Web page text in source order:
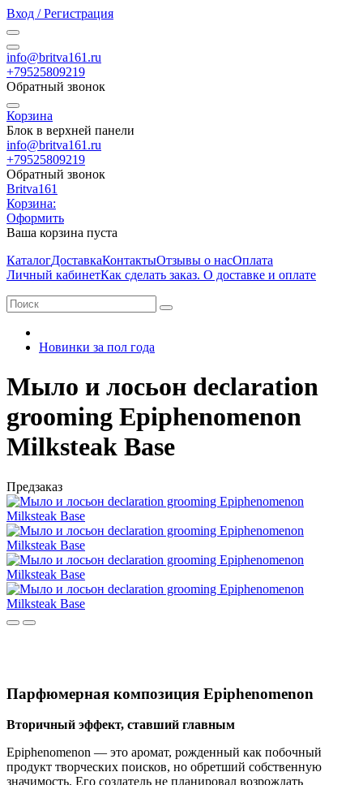
Вход / Регистрация
info@britva161.ru
+79525809219
Обратный звонок
Корзина
Блок в верхней панели
info@britva161.ru
+79525809219
Обратный звонок
Britva161
Корзина:
Оформить
Ваша корзина пуста
КаталогДоставкаКонтактыОтзывы о насОплата
Личный кабинетКак сделать заказ. О доставке и оплате
Новинки за пол года
Мыло и лосьон declaration
grooming Epiphenomenon
Milksteak Base
Предзаказ
Парфюмерная композиция Epiphenomenon
Вторичный эффект, ставший главным
Epiphenomenon — это аромат, рожденный как побочный
продукт творческих поисков, но обретший собственную
значимость. Его создатель не планировал возрождать